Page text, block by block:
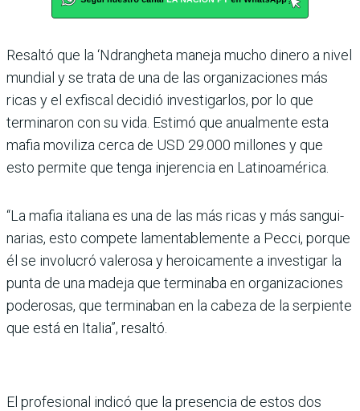
Resaltó que la ‘Ndrangheta maneja mucho dinero a nivel
mundial y se trata de una de las organizaciones más
ricas y el exfiscal decidió investi­garlos, por lo que
termina­ron con su vida. Estimó que anualmente esta
mafia movi­liza cerca de USD 29.000 millones y que
esto permite que tenga injerencia en Lati­noamérica.
“La mafia italiana es una de las más ricas y más sangui­
narias, esto compete lamen­tablemente a Pecci, porque
él se involucró valerosa y heroi­camente a investigar la
punta de una madeja que terminaba en organizaciones
poderosas, que terminaban en la cabeza de la serpiente
que está en Ita­lia”, resaltó.
El profesional indicó que la presencia de estos dos